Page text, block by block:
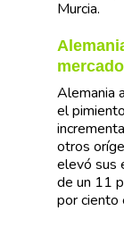
Murcia.
Alemania
el
otros
elevó sus
de un 11
por ciento